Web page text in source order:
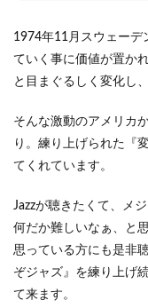
1974年11月スウェーデ
ていく事に価値が置か
と目まぐるしく変化し
そんな激動のアメリカ
り。練り上げられた『
てくれています。
Jazzが聴きたくて、メ
何だか難しいなぁ、と
思っている方にも是非
ぞジャズ』を練り上げ
て来ます。